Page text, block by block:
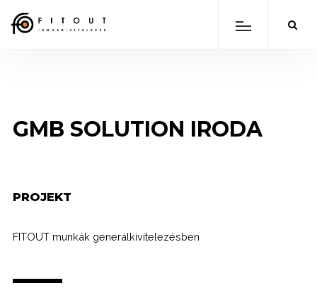
GMB SOLUTION IRODA
PROJEKT
FITOUT munkák generálkivitelezésben